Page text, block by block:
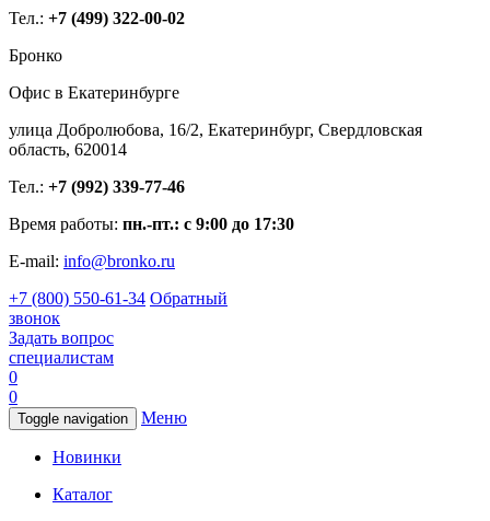
Тел.: +7 (499) 322-00-02
Бронко
Офис в Екатеринбурге
улица Добролюбова, 16/2, Екатеринбург, Свердловская
область, 620014
Тел.: +7 (992) 339-77-46
Время работы: пн.-пт.: с 9:00 до 17:30
E-mail: info@bronko.ru
+7 (800) 550-61-34 Обратный
звонок
Задать вопрос
специалистам
0
0
Toggle navigation Меню
Новинки
Каталог